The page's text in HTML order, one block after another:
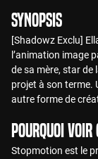
Synopsis
[Shadowz Exclu]
l’animation image
de sa mère, star de
projet à son terme.
autre forme de
Pourquoi
Stopmotion est le